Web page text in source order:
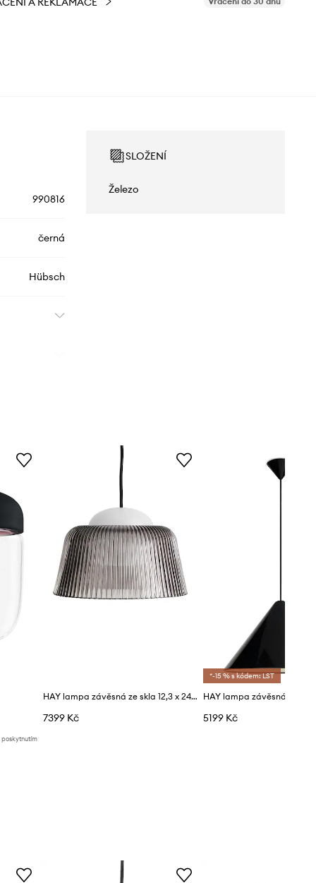
990816
černá
Hübsch
SLOŽENÍ
Železo
poskytnutím
HAY lampa závěsná ze skla 12,3 x 24,5 cm
7399 Kč
*-15 % s kódem: LST
5199 Kč